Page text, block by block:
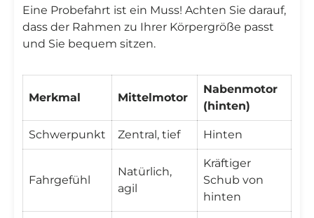
Eine Probefahrt ist ein Muss! Achten Sie darauf,
dass der Rahmen zu Ihrer Körpergröße passt
und Sie bequem sitzen.
Merkmal Mittelmotor
Nabenmotor
(hinten)
Schwerpunkt Zentral, tief Hinten
Fahrgefühl
Natürlich,
agil
Kräftiger
Schub von
hinten